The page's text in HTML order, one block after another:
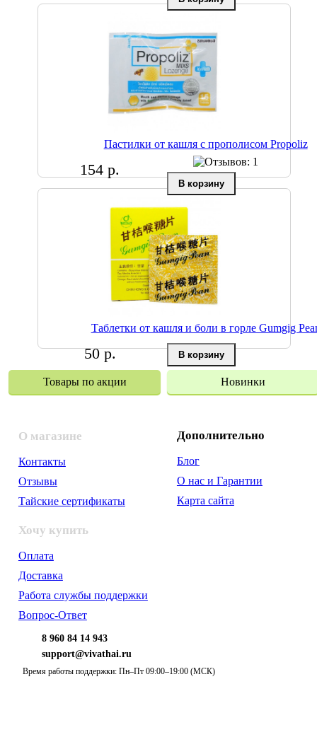
Пастилки от кашля с прополисом Propoliz
154 р.
Таблетки от кашля и боли в горле Gumgig
50 р.
Товары по акции Новинки
О магазине
Контакты
Отзывы
Тайские сертификаты
Хочу купить
Оплата
Доставка
Работа службы поддержки
Вопрос-Ответ
Дополнительно
Блог
О нас и Гарантии
Карта сайта
8 960 84 14 943
support@vivathai.ru
Время работы поддержки: Пн–Пт 09:00–19:00 (МСК)